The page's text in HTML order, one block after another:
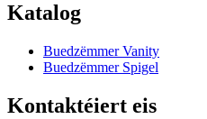
Katalog
Buedzëmmer Vanity
Buedzëmmer Spigel
Kontaktéiert eis